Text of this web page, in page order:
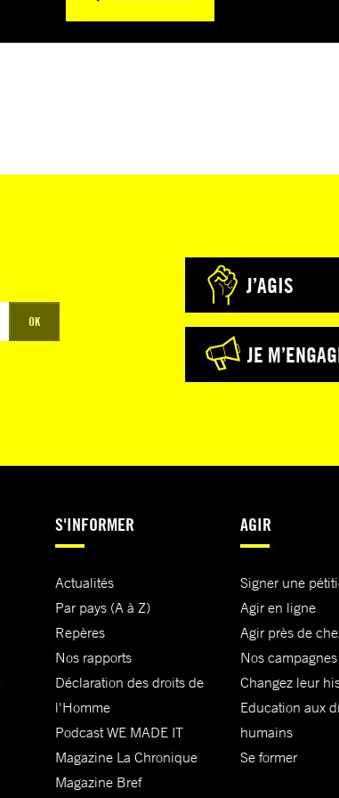
OK
J’AGIS
JE
S'INFORMER
Actualités
Par pays (A à Z)
Repères
Nos rapports
Déclaration des droits de
l'Homme
Podcast WE MADE IT
Magazine La Chronique
Magazine Bref
AGIR
Signer une
Agir en ligne
Agir près de
Nos campagnes
Changez leur
Education aux
humains
Se former